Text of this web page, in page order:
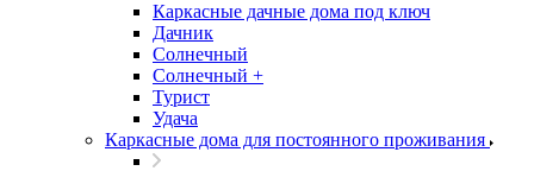
Каркасные дачные дома под ключ
Дачник
Солнечный
Солнечный +
Турист
Удача
Каркасные дома для постоянного проживания